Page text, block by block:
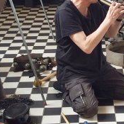
F
O
R
U
.